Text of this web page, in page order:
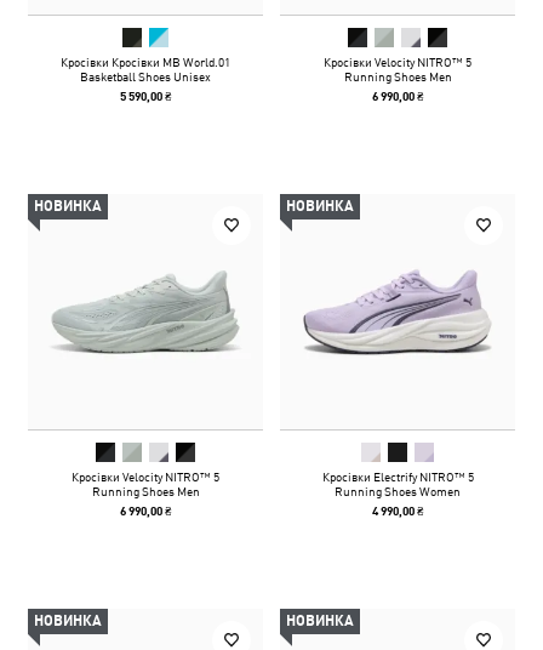
Кросівки Кросівки MB World.01
Basketball Shoes Unisex
5 590,00 ₴
Кросівки Velocity NITRO™ 5
Running Shoes Men
6 990,00 ₴
НОВИНКА
Кросівки Velocity NITRO™ 5
Running Shoes Men
6 990,00 ₴
НОВИНКА
Кросівки Electrify NITRO™ 5
Running Shoes Women
4 990,00 ₴
НОВИНКА НОВИНКА